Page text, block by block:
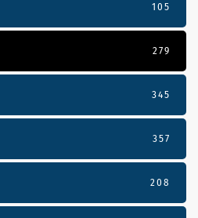
105
279
345
357
208